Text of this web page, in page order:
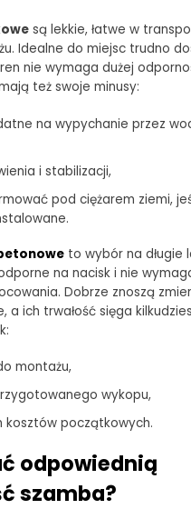
są lekkie, łatwe w
Idealne do miejsc trudno
nie wymaga dużej
też swoje minusy:
na wypychanie przez
i stabilizacji,
pod ciężarem ziemi,
to wybór na długie
na nacisk i nie
Dobrze znoszą
a ich trwałość sięga
montażu,
wykopu,
kosztów początkowych.
odpowiednią
szamba?